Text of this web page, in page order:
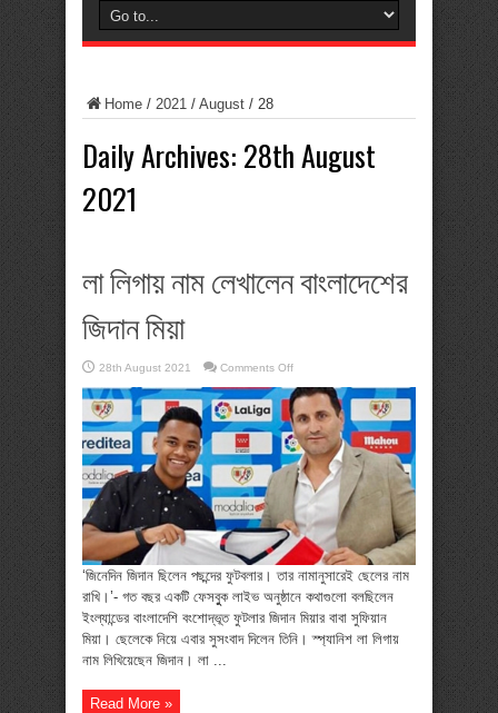
Home / 2021 / August / 28
Daily Archives: 28th August
2021
লা লিগায় নাম লেখালেন বাংলাদেশের
জিদান মিয়া
28th August 2021 Comments Offon
লিগায়
নাম
লেখালেন
বাংলাদেশের
জিদান
মিয়া
‘জিনেদিন জিদান ছিলেন পছন্দের ফুটবলার। তার নামানুসারেই ছেলের নাম
রাখি।’- গত বছর একটি ফেসবুুক লাইভ অনুষ্ঠানে কথাগুলো বলছিলেন
ইংল্যান্ডের বাংলাদেশি বংশোদ্ভূত ফুটলার জিদান মিয়ার বাবা সুফিয়ান
মিয়া। ছেলেকে নিয়ে এবার সুসংবাদ দিলেন তিনি। স্প্যানিশ লা লিগায়
নাম লিখিয়েছেন জিদান। লা ...
Read More »